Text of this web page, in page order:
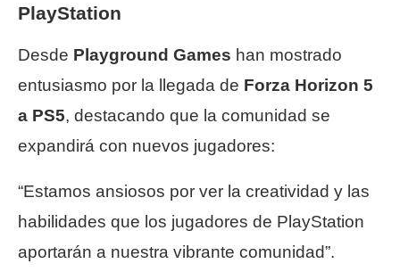
PlayStation
Desde Playground Games han mostrado
entusiasmo por la llegada de Forza Horizon 5
a PS5, destacando que la comunidad se
expandirá con nuevos jugadores:
“Estamos ansiosos por ver la creatividad y las
habilidades que los jugadores de PlayStation
aportarán a nuestra vibrante comunidad”.